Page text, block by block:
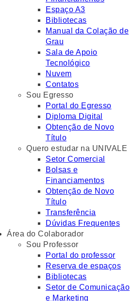
Espaço A3
Bibliotecas
Manual da Colação de
Grau
Sala de Apoio
Tecnológico
Nuvem
Contatos
Sou Egresso
Portal do Egresso
Diploma Digital
Obtenção de Novo
Título
Quero estudar na UNIVALE
Setor Comercial
Bolsas e
Financiamentos
Obtenção de Novo
Título
Transferência
Dúvidas Frequentes
Área do Colaborador
Sou Professor
Portal do professor
Reserva de espaços
Bibliotecas
Setor de Comunicação
e Marketing